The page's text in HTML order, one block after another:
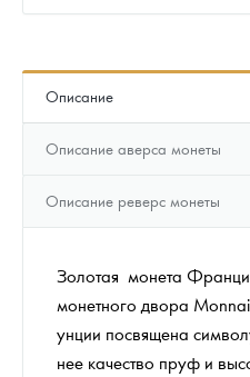
Описание
Описание аверса монеты
Описание реверс монеты
Золотая монета
монетного двора
унции посвящена
нее качество пруф и